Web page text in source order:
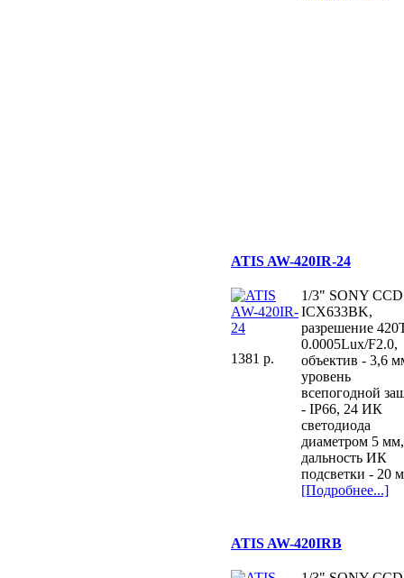
ATIS AW-420IR-24
1381 p.
1/3" SONY CCD
ICX633BK,
разрешение
0.0005Lux/F2.0,
объектив - 3,6
уровень
всепогодной
- IP66, 24 ИК
светодиода
диаметром 5 мм,
дальность ИК
подсветки - 20
[Подробнее...]
ATIS AW-420IRB